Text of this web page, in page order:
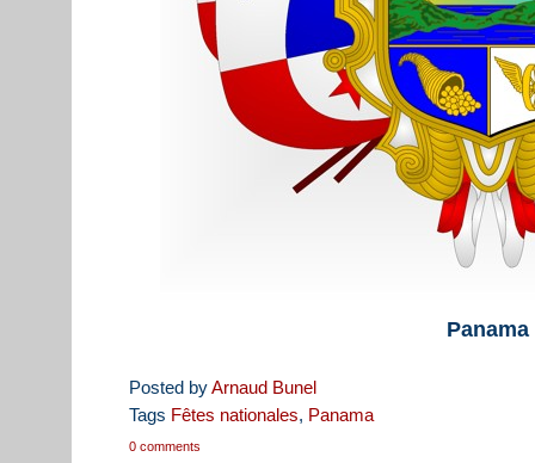
Panama
Posted byArnaud Bunel
Tags Fêtes nationales, Panama
0 comments